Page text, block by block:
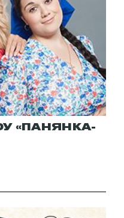
«ПАНЯНКА-